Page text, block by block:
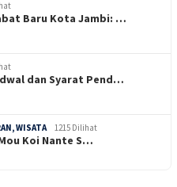
Baru Kota Jambi: …
dan Syarat Pend…
WISATA 1215 Dilihat
Koi Nante S…